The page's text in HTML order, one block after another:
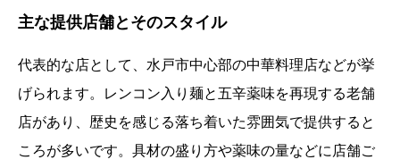
主な提供店舗とそのスタイル
代表的な店として、水戸市中心部の中華料理店などが挙
げられます。レンコン入り麺と五辛薬味を再現する老舗
店があり、歴史を感じる落ち着いた雰囲気で提供すると
ころが多いです。具材の盛り方や薬味の量などに店舗ご